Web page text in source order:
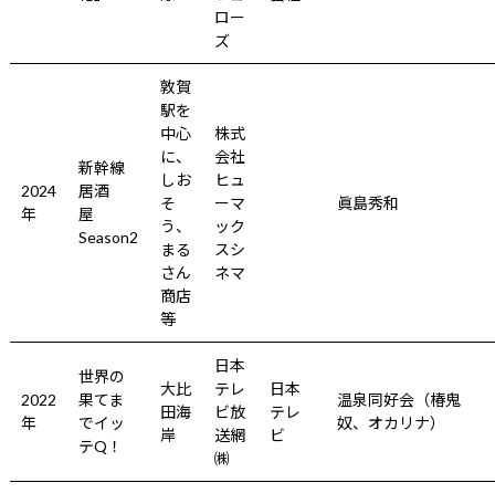
ロー
ズ
2024
年
新幹線
居酒
屋
Season2
敦賀
駅を
中心
に、
しお
そ
う、
まる
さん
商店
等
株式
会社
ヒュ
ーマ
ック
スシ
ネマ
眞島秀和
2022
年
世界の
果てま
でイッ
テQ！
大比
田海
岸
日本
テレ
ビ放
送網
㈱
日本
テレ
ビ
温泉同好会（椿鬼
奴、オカリナ）